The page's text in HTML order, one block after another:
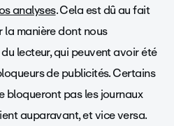
analyses. Cela est dû au fait
la manière dont nous
lecteur, qui peuvent avoir été
de publicités. Certains
bloqueront pas les journaux
auparavant, et vice versa.